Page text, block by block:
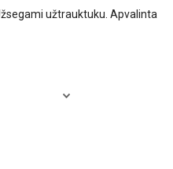
užtrauktuku. Apvalinta